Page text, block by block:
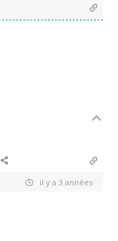
il y a 3 années